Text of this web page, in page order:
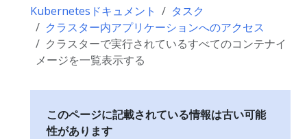
Kubernetesドキュメント
タスク
クラスター内アプリケーションへのアクセス
クラスターで実行されているすべてのコンテナイ
メージを一覧表示する
このページに記載されている情報は古い可能
性があります